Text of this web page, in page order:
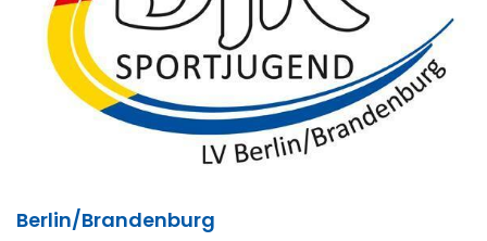
Berlin/Brandenburg